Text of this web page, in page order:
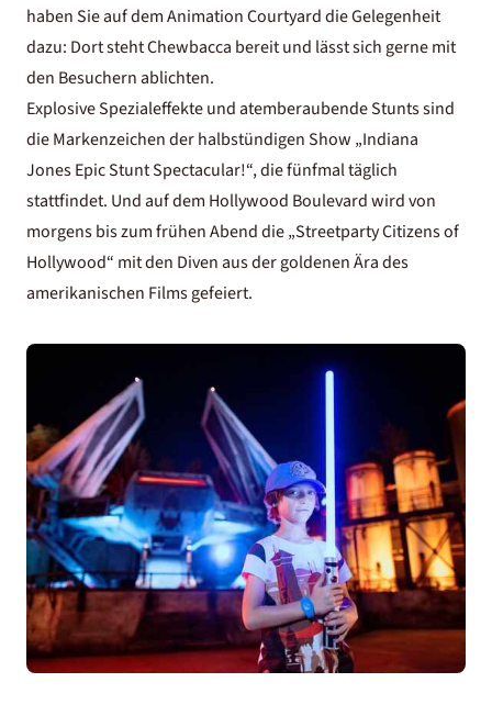
haben Sie auf dem Animation Courtyard die Gelegenheit
dazu: Dort steht Chewbacca bereit und lässt sich gerne mit
den Besuchern ablichten.
Explosive Spezialeffekte und atemberaubende Stunts sind
die Markenzeichen der halbstündigen Show „Indiana
Jones Epic Stunt Spectacular!“, die fünfmal täglich
stattfindet. Und auf dem Hollywood Boulevard wird von
morgens bis zum frühen Abend die „Streetparty Citizens of
Hollywood“ mit den Diven aus der goldenen Ära des
amerikanischen Films gefeiert.